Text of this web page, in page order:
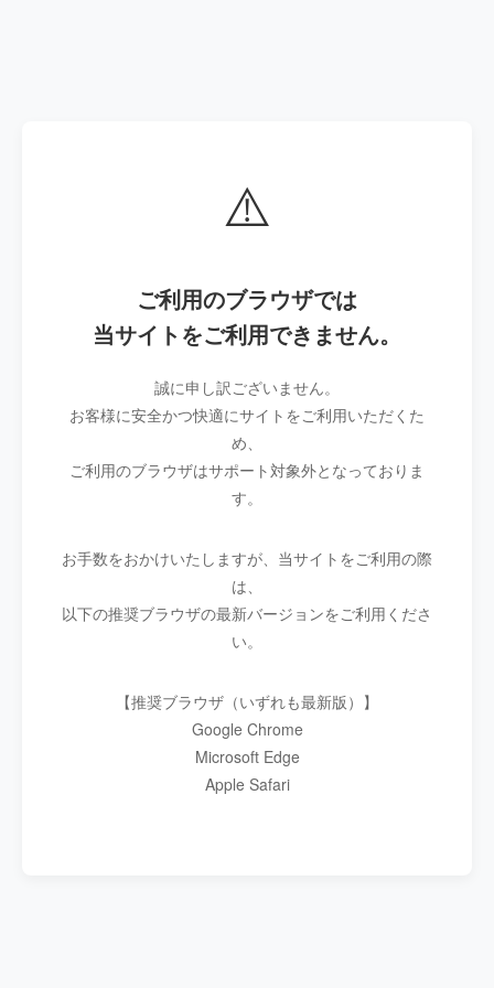
⚠️
ご利用のブラウザでは
当サイトをご利用できません。
誠に申し訳ございません。
お客様に安全かつ快適にサイトをご利用いただくた
め、
ご利用のブラウザはサポート対象外となっておりま
す。
お手数をおかけいたしますが、当サイトをご利用の際
は、
以下の推奨ブラウザの最新バージョンをご利用くださ
い。
【推奨ブラウザ（いずれも最新版）】
Google Chrome
Microsoft Edge
Apple Safari